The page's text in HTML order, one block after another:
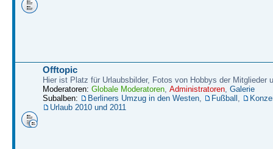
Offtopic
Hier ist Platz für Urlaubsbilder, Fotos von Hobbys der Mitglieder
Moderatoren: Globale Moderatoren Administratoren Galerie
Subalben:
Berliners Umzug in den Westen Fußball
Urlaub 2010 und 2011